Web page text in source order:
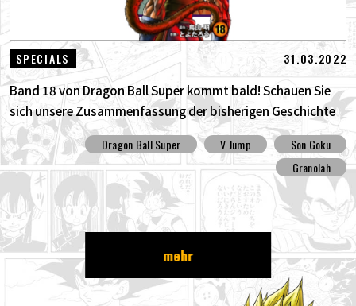
SPECIALS 31.03.2022
Band 18 von Dragon Ball Super kommt bald! Schauen Sie
sich unsere Zusammenfassung der bisherigen Geschichte
an !!
Dragon Ball Super V Jump
Son Goku
Granolah
mehr